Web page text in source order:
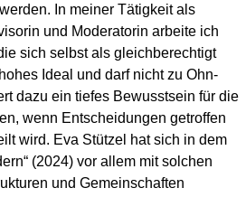
In meiner Tätigkeit als
und Moderatorin arbeite ich
sich selbst als gleichberechtigt
Ideal und darf nicht zu Ohn-
dazu ein tiefes Bewusstsein für die
wenn Entscheidungen getroffen
wird. Eva Stützel hat sich in dem
(2024) vor allem mit solchen
und Gemeinschaften